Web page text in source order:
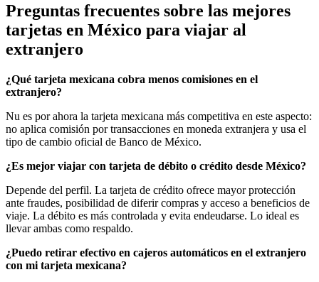
Preguntas frecuentes sobre las mejores
tarjetas en México para viajar al
extranjero
¿Qué tarjeta mexicana cobra menos comisiones en el
extranjero?
Nu es por ahora la tarjeta mexicana más competitiva en este aspecto:
no aplica comisión por transacciones en moneda extranjera y usa el
tipo de cambio oficial de Banco de México.
¿Es mejor viajar con tarjeta de débito o crédito desde México?
Depende del perfil. La tarjeta de crédito ofrece mayor protección
ante fraudes, posibilidad de diferir compras y acceso a beneficios de
viaje. La débito es más controlada y evita endeudarse. Lo ideal es
llevar ambas como respaldo.
¿Puedo retirar efectivo en cajeros automáticos en el extranjero
con mi tarjeta mexicana?